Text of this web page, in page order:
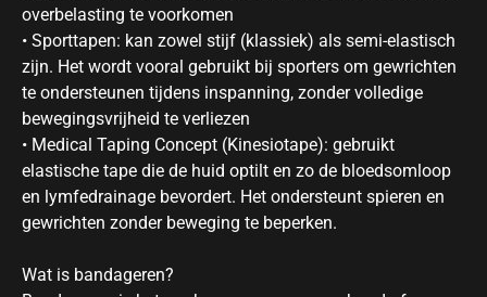
overbelasting te voorkomen
• Sporttapen: kan zowel stijf (klassiek) als semi-elastisch
zijn. Het wordt vooral gebruikt bij sporters om gewrichten
te ondersteunen tijdens inspanning, zonder volledige
bewegingsvrijheid te verliezen
• Medical Taping Concept (Kinesiotape): gebruikt
elastische tape die de huid optilt en zo de bloedsomloop
en lymfedrainage bevordert. Het ondersteunt spieren en
gewrichten zonder beweging te beperken.
Wat is bandageren?